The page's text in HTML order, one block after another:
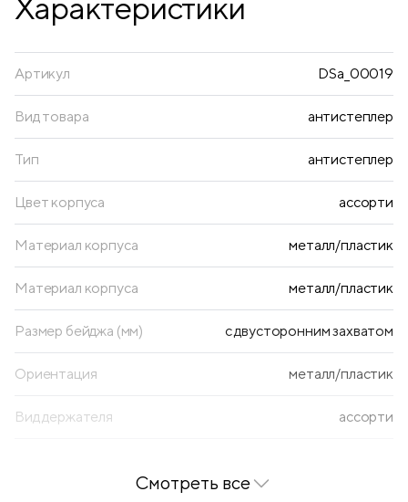
Характеристики
Артикул DSa_00019
Вид товара антистеплер
Тип антистеплер
Цвет корпуса ассорти
Материал корпуса металл/пластик
Материал корпуса металл/пластик
Размер бейджа (мм) с двусторонним захватом
Ориентация металл/пластик
Вид держателя ассорти
Смотреть все